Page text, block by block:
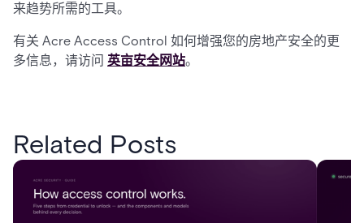
来趋势所需的工具。
有关 Acre Access Control 如何增强您的房地产安全的更
多信息，请访问 英亩安全网站。
Related Posts